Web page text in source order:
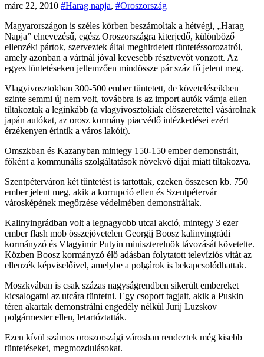
márc 22, 2010 #Harag napja, #Oroszország
Magyarországon is széles körben beszámoltak a hétvégi, „Harag
Napja” elnevezésű, egész Oroszországra kiterjedő, különböző
ellenzéki pártok, szerveztek által meghirdetett tüntetéssorozatról,
amely azonban a vártnál jóval kevesebb résztvevőt vonzott. Az
egyes tüntetéseken jellemzően mindössze pár száz fő jelent meg.
Vlagyivosztokban 300-500 ember tüntetett, de követeléseikben
szinte semmi új nem volt, továbbra is az import autók vámja ellen
tiltakoztak a leginkább (a vlagyivosztokiak előszeretettel vásárolnak
japán autókat, az orosz kormány piacvédő intézkedései ezért
érzékenyen érintik a város lakóit).
Omszkban és Kazanyban mintegy 150-150 ember demonstrált,
főként a kommunális szolgáltatások növekvő díjai miatt tiltakozva.
Szentpéterváron két tüntetést is tartottak, ezeken összesen kb. 750
ember jelent meg, akik a korrupció ellen és Szentpétervár
városképének megőrzése védelmében demonstráltak.
Kalinyingrádban volt a legnagyobb utcai akció, mintegy 3 ezer
ember flash mob összejövetelen Georgij Boosz kalinyingrádi
kormányzó és Vlagyimir Putyin miniszterelnök távozását követelte.
Közben Boosz kormányzó élő adásban folytatott televíziós vitát az
ellenzék képviselőivel, amelybe a polgárok is bekapcsolódhattak.
Moszkvában is csak százas nagyságrendben sikerült embereket
kicsalogatni az utcára tüntetni. Egy csoport tagjait, akik a Puskin
téren akartak demonstrálni engedély nélkül Jurij Luzskov
polgármester ellen, letartóztatták.
Ezen kívül számos oroszországi városban rendeztek még kisebb
tüntetéseket, megmozdulásokat.